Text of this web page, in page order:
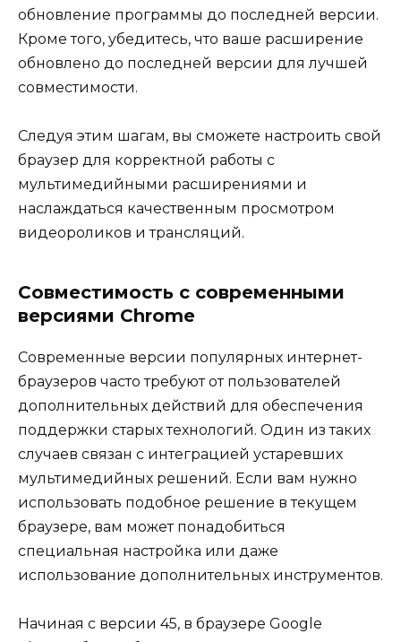
обновление программы до последней версии.
Кроме того, убедитесь, что ваше расширение
обновлено до последней версии для лучшей
совместимости.
Следуя этим шагам, вы сможете настроить свой
браузер для корректной работы с
мультимедийными расширениями и
наслаждаться качественным просмотром
видеороликов и трансляций.
Совместимость с современными
версиями Chrome
Современные версии популярных интернет-
браузеров часто требуют от пользователей
дополнительных действий для обеспечения
поддержки старых технологий. Один из таких
случаев связан с интеграцией устаревших
мультимедийных решений. Если вам нужно
использовать подобное решение в текущем
браузере, вам может понадобиться
специальная настройка или даже
использование дополнительных инструментов.
Начиная с версии 45, в браузере Google